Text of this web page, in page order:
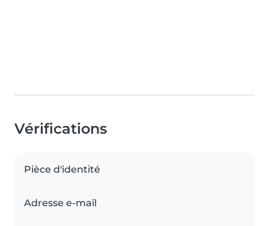
Vérifications
Pièce d'identité
Adresse e-mail